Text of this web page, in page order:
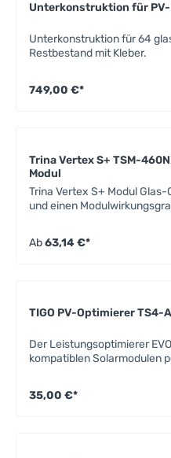
Unterkonstruktion für
Unterkonstruktion für 64
Restbestand mit Kleber.
749,00 €*
Trina Vertex S+ TSM-
Modul
Trina Vertex S+ Modul
und einen
Ab63,14 €*
Der Leistungsoptimierer
kompatiblen Solarmodulen
35,00 €*